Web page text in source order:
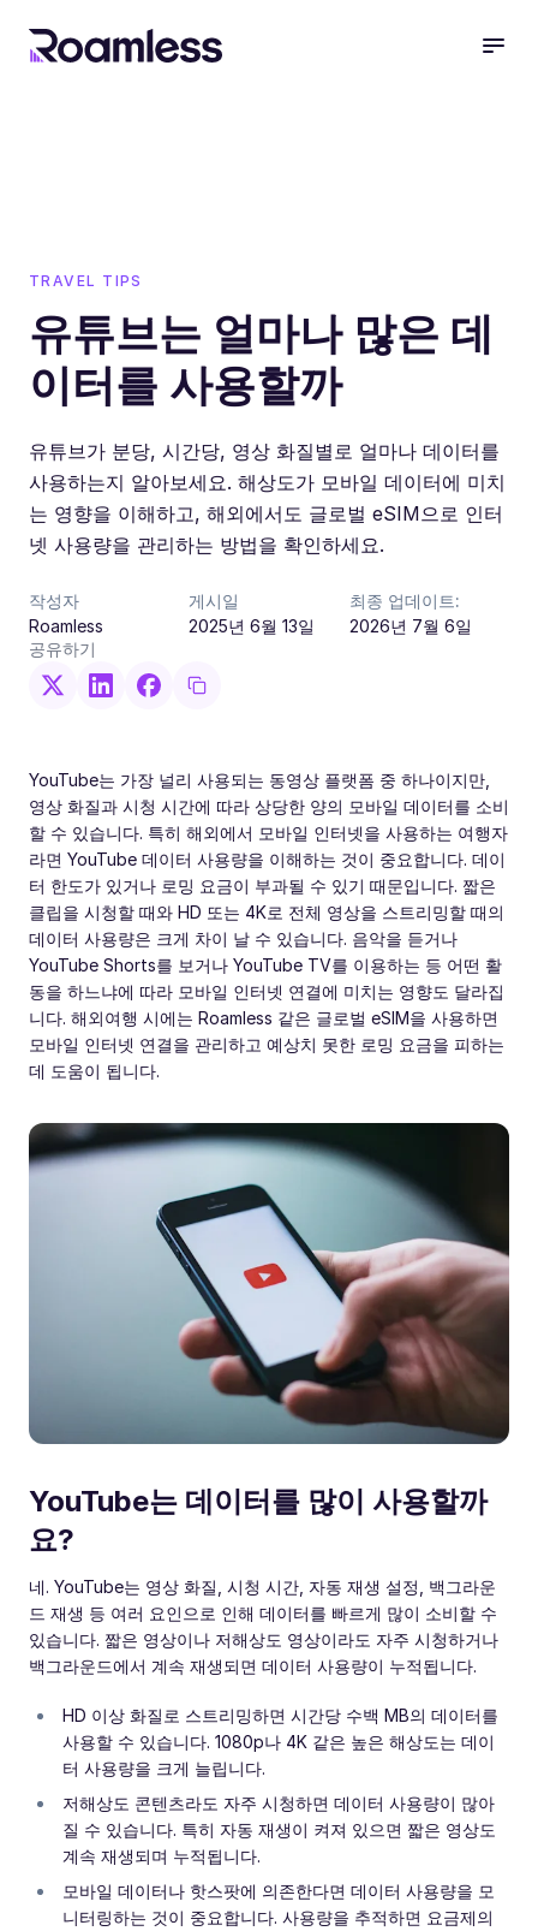
TRAVEL TIPS
유튜브는 얼마나 많은 데
이터를 사용할까
유튜브가 분당, 시간당, 영상 화질별로 얼마나 데이터를
사용하는지 알아보세요. 해상도가 모바일 데이터에 미치
는 영향을 이해하고, 해외에서도 글로벌 eSIM으로 인터
넷 사용량을 관리하는 방법을 확인하세요.
작성자
Roamless
게시일
2025년 6월 13일
최종 업데이트:
2026년 7월 6일
공유하기
YouTube는 가장 널리 사용되는 동영상 플랫폼 중 하나이지만,
영상 화질과 시청 시간에 따라 상당한 양의 모바일 데이터를 소비
할 수 있습니다. 특히 해외에서 모바일 인터넷을 사용하는 여행자
라면 YouTube 데이터 사용량을 이해하는 것이 중요합니다. 데이
터 한도가 있거나 로밍 요금이 부과될 수 있기 때문입니다. 짧은
클립을 시청할 때와 HD 또는 4K로 전체 영상을 스트리밍할 때의
데이터 사용량은 크게 차이 날 수 있습니다. 음악을 듣거나
YouTube Shorts를 보거나 YouTube TV를 이용하는 등 어떤 활
동을 하느냐에 따라 모바일 인터넷 연결에 미치는 영향도 달라집
니다. 해외여행 시에는 Roamless 같은 글로벌 eSIM을 사용하면
모바일 인터넷 연결을 관리하고 예상치 못한 로밍 요금을 피하는
데 도움이 됩니다.
YouTube는 데이터를 많이 사용할까
요?
네. YouTube는 영상 화질, 시청 시간, 자동 재생 설정, 백그라운
드 재생 등 여러 요인으로 인해 데이터를 빠르게 많이 소비할 수
있습니다. 짧은 영상이나 저해상도 영상이라도 자주 시청하거나
백그라운드에서 계속 재생되면 데이터 사용량이 누적됩니다.
HD 이상 화질로 스트리밍하면 시간당 수백 MB의 데이터를
사용할 수 있습니다. 1080p나 4K 같은 높은 해상도는 데이
터 사용량을 크게 늘립니다.
저해상도 콘텐츠라도 자주 시청하면 데이터 사용량이 많아
질 수 있습니다. 특히 자동 재생이 켜져 있으면 짧은 영상도
계속 재생되며 누적됩니다.
모바일 데이터나 핫스팟에 의존한다면 데이터 사용량을 모
니터링하는 것이 중요합니다. 사용량을 추적하면 요금제의